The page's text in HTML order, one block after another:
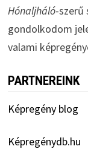
Hónaljháló-szerű
gondolkodom
valami
PARTNEREINK
Képregény blog
Képregénydb.hu